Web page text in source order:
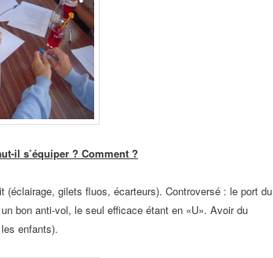
il s’équiper ? Comment ?
(éclairage, gilets fluos, écarteurs). Controversé : le port du
bon anti-vol, le seul efficace étant en «U». Avoir du
enfants).